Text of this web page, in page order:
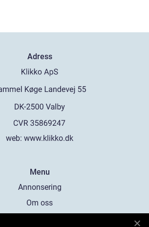
Adress
web: www.klikko.dk
Menu
Annonsering
Om oss